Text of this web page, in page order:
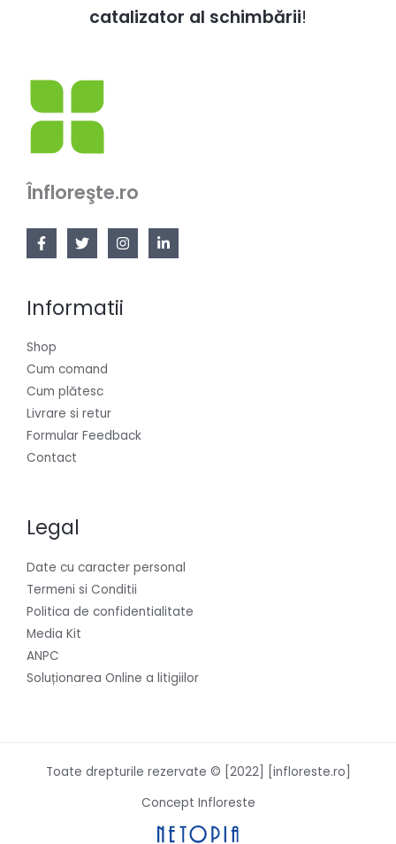
catalizator al schimbării!
Înfloreşte.ro
Informatii
Shop
Cum comand
Cum plătesc
Livrare si retur
Formular Feedback
Contact
Legal
Date cu caracter personal
Termeni si Conditii
Politica de confidentialitate
Media Kit
ANPC
Soluționarea Online a litigiilor
Toate drepturile rezervate © [2022] [infloreste.ro]
Concept Infloreste